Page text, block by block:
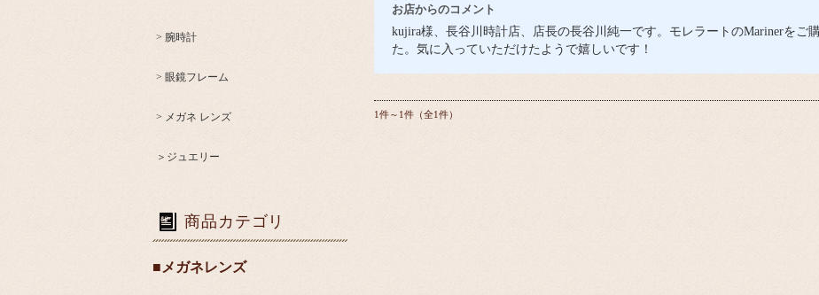
お店からのコメント
kujira様、長谷川時計店、店長の長谷川純一です。モレラートのMarinerをご
た。気に入っていただけたようで嬉しいです！
1件～1件（全1件）
> 腕時計
> 眼鏡フレーム
> メガネ レンズ
＞ジュエリー
商品カテゴリ
■メガネレンズ